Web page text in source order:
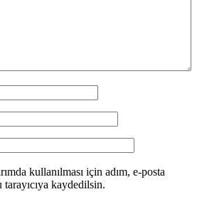
kullanılması için adım, e-posta
kaydedilsin.